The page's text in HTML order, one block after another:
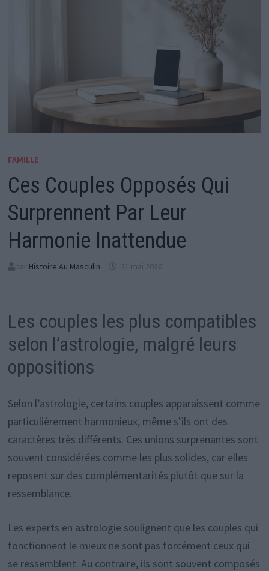
FAMILLE
Ces Couples Opposés Qui
Surprennent Par Leur
Harmonie Inattendue
par Histoire Au Masculin 21 mai 2026
Les couples les plus compatibles
selon l’astrologie, malgré leurs
oppositions
Selon l’astrologie, certains couples apparaissent comme
particulièrement harmonieux, même s’ils ont des
caractères très différents. Ces unions surprenantes sont
souvent considérées comme les plus solides, car elles
reposent sur des complémentarités plutôt que sur la
ressemblance.
Les experts en astrologie soulignent que les couples qui
fonctionnent le mieux ne sont pas forcément ceux qui
se ressemblent. Au contraire, ils sont souvent composés